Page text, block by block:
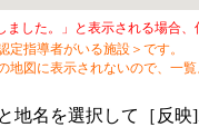
ました。」と表示される場合
指導者がいる施設＞です。
地図に表示されないので、一
地名を選択して［反